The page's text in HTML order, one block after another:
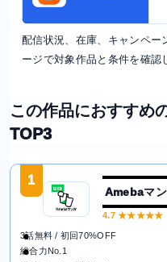
配信状況、在庫、キャンペー
ージで対象作品と条件を確認
この作品におすすめ
TOP3
1
Amebaマ
4.7★★★★★
3話無料 / 初回70%OFF
総合力No.1